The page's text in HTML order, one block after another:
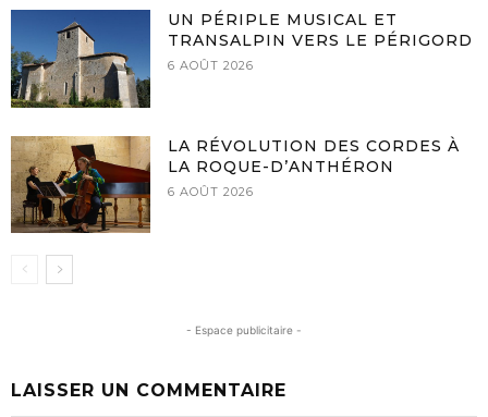
UN PÉRIPLE MUSICAL ET
TRANSALPIN VERS LE PÉRIGORD
6 AOÛT 2026
LA RÉVOLUTION DES CORDES À
LA ROQUE-D’ANTHÉRON
6 AOÛT 2026
- Espace publicitaire -
LAISSER UN COMMENTAIRE